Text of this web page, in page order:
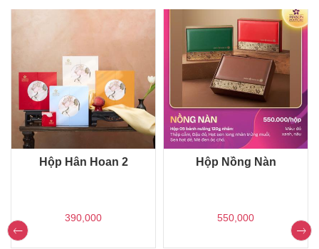
Hộp Nồng Nàn Hộp Túy
590,000